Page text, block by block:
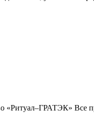
«Ритуал–ГРАТЭК» Все